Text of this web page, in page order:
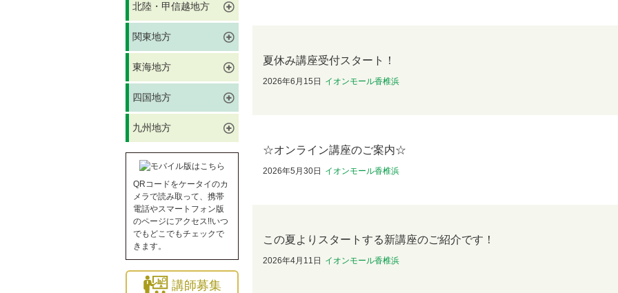
北陸・甲信越地方
関東地方
東海地方
四国地方
九州地方
QRコードをケータイのカ
メラで読み取って、携帯
電話やスマートフォン版
のページにアクセス!!いつ
でもどこでもチェックで
きます。
講師募集
夏休み講座受付スタート！
2026年6月15日 イオンモール香椎浜
☆オンライン講座のご案内☆
2026年5月30日 イオンモール香椎浜
この夏よりスタートする新講座のご紹介です！
2026年4月11日 イオンモール香椎浜